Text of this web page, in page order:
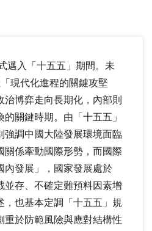
邁入「十五五」期間。未
現代化進程的關鍵攻堅
治博弈走向長期化，內部則
關鍵時期。由「十五五」
強調中國大陸發展環境面臨
關係牽動國際形勢，而國際
內發展」，國家發展處於
並存、不確定難預料因素增
，也基本定調「十五五」規
重於防範風險與應對結構性